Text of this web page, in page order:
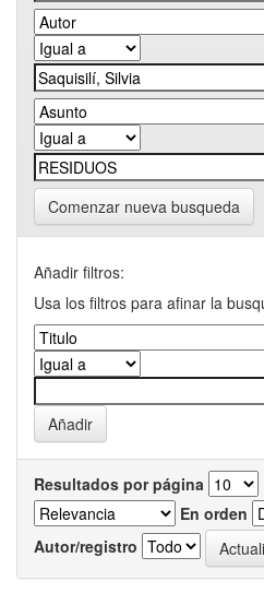
Comenzar nueva busqueda
Añadir filtros:
Usa los filtros para afinar la
Resultados por página
En orden
Autor/registro